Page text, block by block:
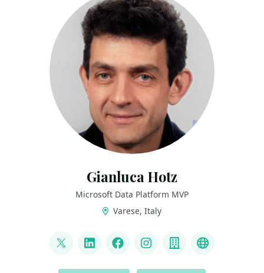
Gianluca Hotz
Microsoft Data Platform MVP
Varese, Italy
@glhotzLinkedInFacebookInstagram
Company
Github